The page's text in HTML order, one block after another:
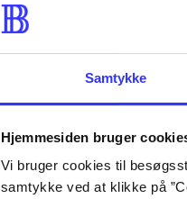
Samtykke
Hjemmesiden bruger
Vi bruger cookies til
samtykke ved at klikke på